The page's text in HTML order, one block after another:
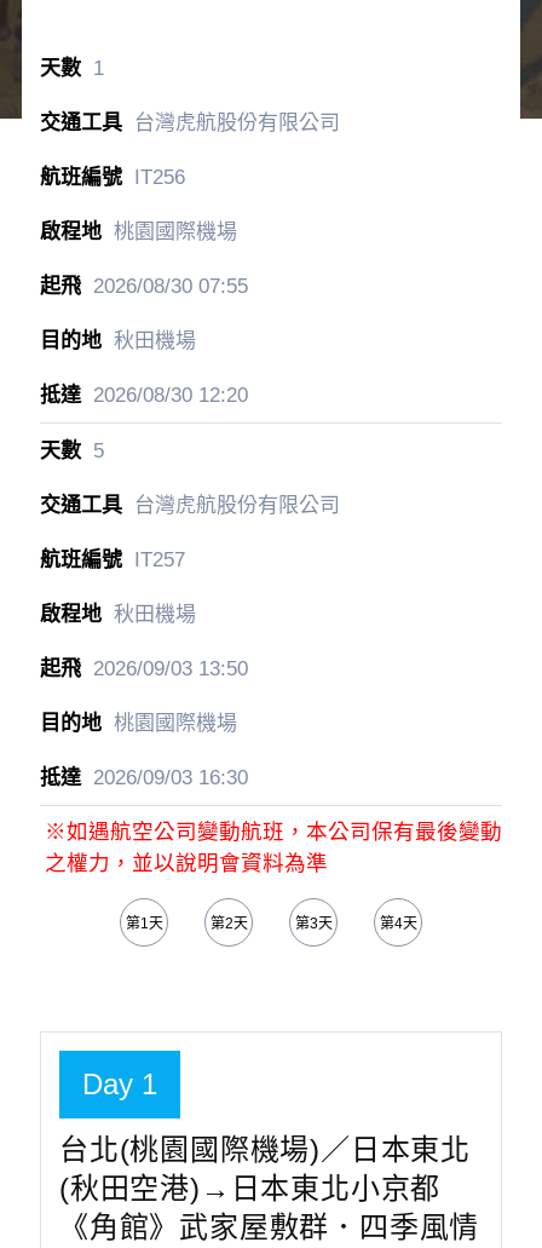
1
台灣虎航股份有限公司
IT256
桃園國際機場
2026/08/3007:55
秋田機場
2026/08/3012:20
5
台灣虎航股份有限公司
IT257
秋田機場
2026/09/0313:50
桃園國際機場
2026/09/0316:30
※如遇航空公司變動航班，本公司保有最後變動
之權力，並以說明會資料為準
第1天 第2天 第3天 第4天
Day 1
台北(桃園國際機場)／日本東北
(秋田空港)→日本東北小京都
《角館》武家屋敷群．四季風情